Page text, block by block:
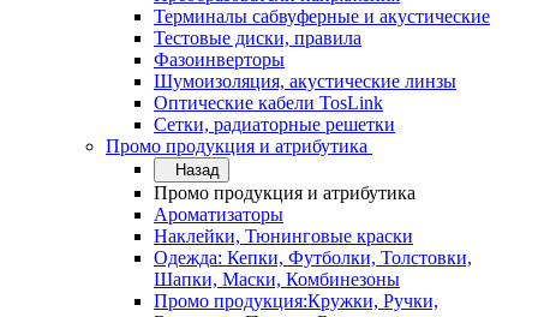
Терминалы сабвуферные и акустические
Тестовые диски, правила
Фазоинверторы
Шумоизоляция, акустические линзы
Оптические кабели TosLink
Сетки, радиаторные решетки
Промо продукция и атрибутика
Назад
Промо продукция и атрибутика
Ароматизаторы
Наклейки, Тюнинговые краски
Одежда: Кепки, Футболки, Толстовки,
Шапки, Маски, Комбинезоны
Промо продукция:Кружки, Ручки,